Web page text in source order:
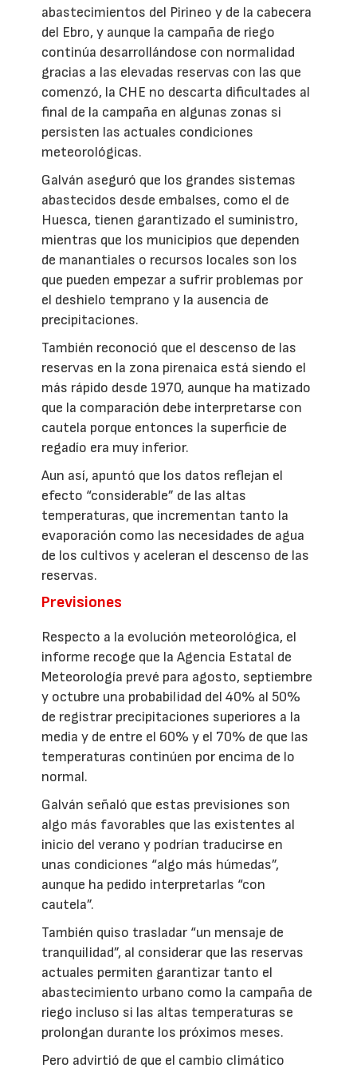
abastecimientos del Pirineo y de la cabecera
del Ebro, y aunque la campaña de riego
continúa desarrollándose con normalidad
gracias a las elevadas reservas con las que
comenzó, la CHE no descarta dificultades al
final de la campaña en algunas zonas si
persisten las actuales condiciones
meteorológicas.
Galván aseguró que los grandes sistemas
abastecidos desde embalses, como el de
Huesca, tienen garantizado el suministro,
mientras que los municipios que dependen
de manantiales o recursos locales son los
que pueden empezar a sufrir problemas por
el deshielo temprano y la ausencia de
precipitaciones.
También reconoció que el descenso de las
reservas en la zona pirenaica está siendo el
más rápido desde 1970, aunque ha matizado
que la comparación debe interpretarse con
cautela porque entonces la superficie de
regadío era muy inferior.
Aun así, apuntó que los datos reflejan el
efecto “considerable” de las altas
temperaturas, que incrementan tanto la
evaporación como las necesidades de agua
de los cultivos y aceleran el descenso de las
reservas.
Previsiones
Respecto a la evolución meteorológica, el
informe recoge que la Agencia Estatal de
Meteorología prevé para agosto, septiembre
y octubre una probabilidad del 40% al 50%
de registrar precipitaciones superiores a la
media y de entre el 60% y el 70% de que las
temperaturas continúen por encima de lo
normal.
Galván señaló que estas previsiones son
algo más favorables que las existentes al
inicio del verano y podrían traducirse en
unas condiciones “algo más húmedas”,
aunque ha pedido interpretarlas “con
cautela”.
También quiso trasladar “un mensaje de
tranquilidad”, al considerar que las reservas
actuales permiten garantizar tanto el
abastecimiento urbano como la campaña de
riego incluso si las altas temperaturas se
prolongan durante los próximos meses.
Pero advirtió de que el cambio climático